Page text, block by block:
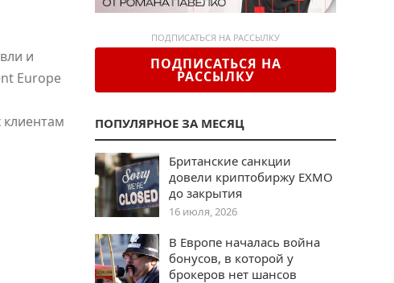
и
Europe
ПОДПИСАТЬСЯ НА РАССЫЛКУ
ПОДПИСАТЬСЯ НА
РАССЫЛКУ
ПОПУЛЯРНОЕ ЗА МЕСЯЦ
Британские санкции
довели криптобиржу EXMO
до закрытия
16 июля, 2026
В Европе началась война
бонусов, в которой у
брокеров нет шансов